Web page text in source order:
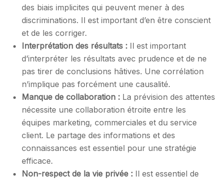
des biais implicites qui peuvent mener à des
discriminations. Il est important d’en être conscient
et de les corriger.
Interprétation des résultats : Il est important
d’interpréter les résultats avec prudence et de ne
pas tirer de conclusions hâtives. Une corrélation
n’implique pas forcément une causalité.
Manque de collaboration : La prévision des attentes
nécessite une collaboration étroite entre les
équipes marketing, commerciales et du service
client. Le partage des informations et des
connaissances est essentiel pour une stratégie
efficace.
Non-respect de la vie privée : Il est essentiel de